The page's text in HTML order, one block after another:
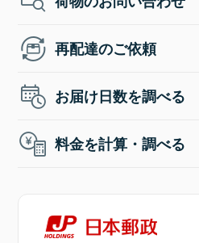
再配達のご依頼
お届け日数を調べる
料金を計算・調べる